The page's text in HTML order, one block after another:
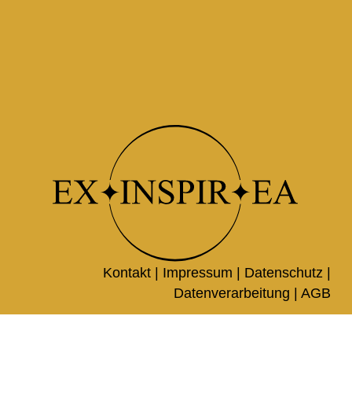
Kontakt | Impressum | Datenschutz |
Datenverarbeitung |AGB